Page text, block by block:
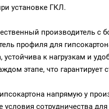
установке ГКЛ.
производитель с
профиля для
устойчива к нагрузкам и
этапе, что гарантирует
напрямую у
сотрудничества